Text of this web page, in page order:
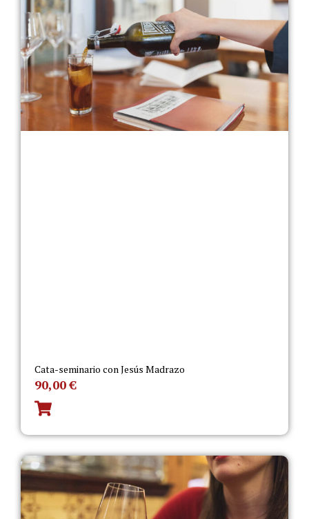
Cata-seminario con Jesús Madrazo
90,00€